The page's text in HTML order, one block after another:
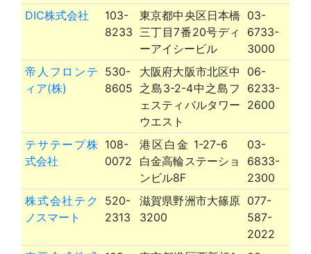
DIC株式会社
103-
8233
東京都中央区日本橋
三丁目7番20号ディ
ーアイシービル
03-
6733-
3000
帝人フロンテ
ィア(株)
530-
8605
大阪府大阪市北区中
之島3-2-4中之島フ
ェスティバルタワー
ウエスト
06-
6233-
2600
テサテープ株
式会社
108-
0072
港区白金 1-27-6
白金高輪ステーショ
ンビル8F
03-
6833-
2300
株式会社テク
ノスマート
520-
2313
滋賀県野洲市大篠原
3200
077-
587-
2022